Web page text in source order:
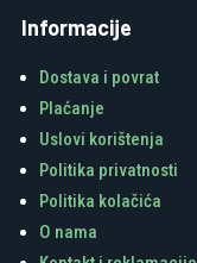
Informacije
Dostava i povrat
Plaćanje
Uslovi korištenja
Politika privatnosti
Politika kolačića
O nama